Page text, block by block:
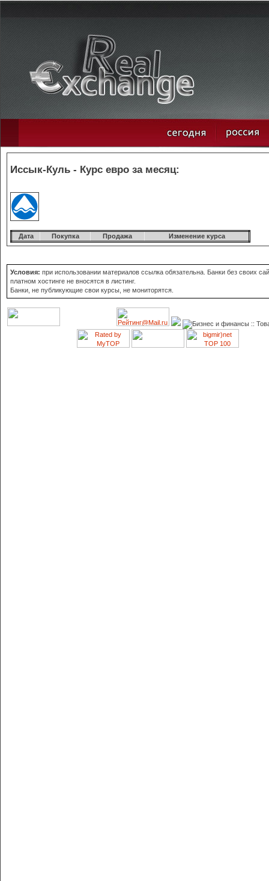
Иссык-Куль - Курс евро за месяц:
Дата Покупка Продажа Изменение курса
Условия: при использовании материалов ссылка обязательна. Банки без своих
платном хостинге не вносятся в листинг.
Банки, не публикующие свои курсы, не мониторятся.